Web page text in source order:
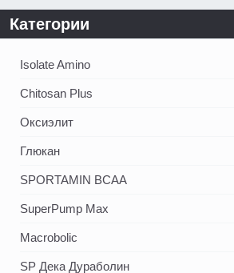
Категории
Isolate Amino
Chitosan Plus
Оксиэлит
Глюкан
SPORTAMIN ВСАА
SuperPump Max
Macrobolic
SP Дека Дураболин